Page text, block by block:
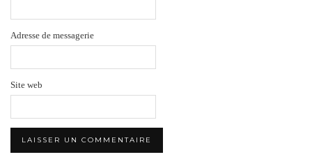
Adresse de messagerie
Site web